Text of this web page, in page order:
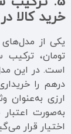
خرید کالا
تومان، ترکیب
است. در این
درهم را
ارزی به‌عنوان
به‌صورت
اختیار قرار